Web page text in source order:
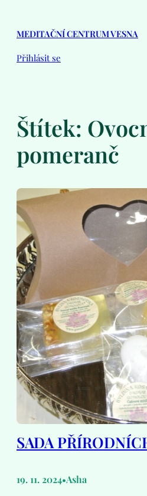
obsah
MEDITAČNÍ CENTRUM VESNA
Přihlásit se
Štítek:
pomeranč
SADA
19. 11. 2024•Asha